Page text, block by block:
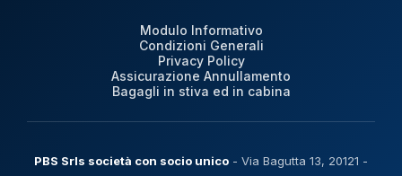
Modulo Informativo
Condizioni Generali
Privacy Policy
Assicurazione Annullamento
Bagagli in stiva ed in cabina
PBS Srls società con socio unico - Via Bagutta 13, 20121 -